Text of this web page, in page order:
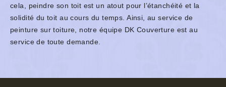
cela, peindre son toit est un atout pour l’étanchéité et la
solidité du toit au cours du temps. Ainsi, au service de
peinture sur toiture, notre équipe DK Couverture est au
service de toute demande.